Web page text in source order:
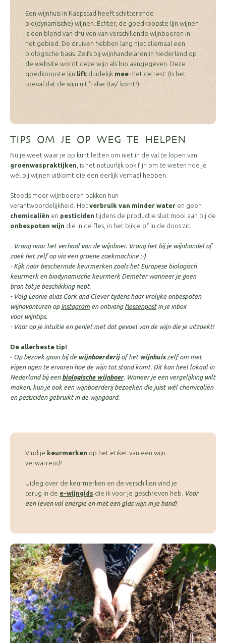
Een wijnhuis in Kaapstad heeft schitterende
bio(dynamische) wijnen. Echter, de goedkoopste lijn wijnen
is een blend van druiven van verschillende wijnboeren in
het gebied. De druiven hebben lang niet allemaal een
biologische basis. Zelfs bij wijnhandelaren in Nederland op
de website wordt deze wijn als bio aangegeven. Deze
goedkoopste lijn lift duidelijk mee met de rest. (Is het
toeval dat de wijn uit 'False Bay' komt?)
TIPS OM JE OP WEG TE HELPEN
Nu je weet waar je op kunt letten om niet in de val te lopen van
groenwaspraktijken , is het natuurlijk ook fijn om te weten hoe je
wél bij wijnen uitkomt die een eerlijk verhaal hebben.
Steeds meer wijnboeren pakken hun
verantwoordelijkheid. Het verbruik van minder water en geen
chemicaliën en pesticiden tijdens de productie sluit mooi aan bij de
onbespoten wijn die in de fles, in het blikje of in de doos zit.
- Vraag naar het verhaal van de wijnboer. Vraag het bij je wijnhandel of
zoek het zelf op via een groene zoekmachine ;-)
- Kijk naar beschermde keurmerken zoals het Europese biologisch
keurmerk en biodynamische keurmerk Demeter wanneer je geen
bron tot je beschikking hebt.
- Volg Leonie alias Cork and Clever tijdens haar vrolijke onbespoten
wijnavonturen op Instagram en ontvang flessenpostin je inbox
voor wijntips.
- Vaar op je intuïtie en geniet met dat gevoel van de wijn die je uitzoekt!
De allerbeste tip!
- Op bezoek gaan bij dewijnboerderijof hetwijnhuiszelf om met
eigen ogen te ervaren hoe de wijn tot stand komt. Dit kan heel lokaal in
Nederland bij een biologische wijnboer. Waneer je een vergelijking wilt
maken, kun je ook een wijnboerderij bezoeken die juist wél chemicaliën
en pesticiden gebruikt in de wijngaard.
Vind je keurmerken op het etiket van een wijn
verwarrend?
Uitleg over de keurmerken en de verschillen vind je
terug in de e-wijngids die ik voor je geschreven heb.
Voor
een leven vol energie en met een glas wijn in je hand!